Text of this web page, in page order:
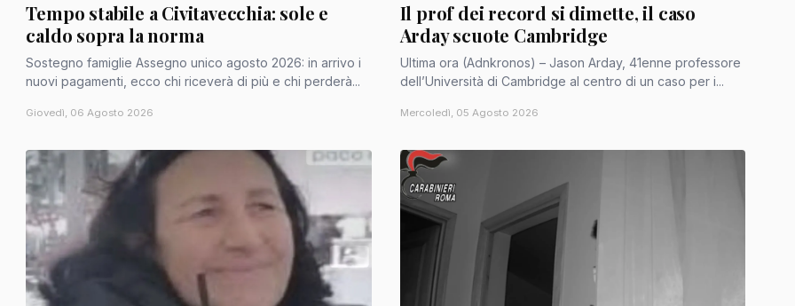
Tempo stabile a Civitavecchia: sole e
caldo sopra la norma
Sostegno famiglie Assegno unico agosto 2026: in arrivo i
nuovi pagamenti, ecco chi riceverà di più e chi perderà...
Giovedì, 06 Agosto 2026
Il prof dei record si dimette, il caso
Arday scuote Cambridge
Ultima ora (Adnkronos) – Jason Arday, 41enne professore
dell’Università di Cambridge al centro di un caso per i...
Mercoledì, 05 Agosto 2026